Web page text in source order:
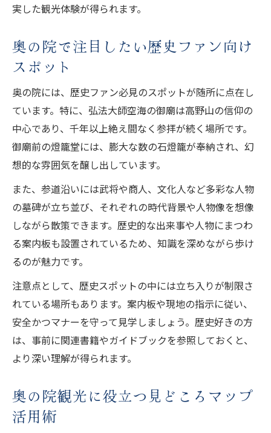
実した観光体験が得られます。
奥の院で注目したい歴史ファン向け
スポット
奥の院には、歴史ファン必見のスポットが随所に点在し
ています。特に、弘法大師空海の御廟は高野山の信仰の
中心であり、千年以上絶え間なく参拝が続く場所です。
御廟前の燈籠堂には、膨大な数の石燈籠が奉納され、幻
想的な雰囲気を醸し出しています。
また、参道沿いには武将や商人、文化人など多彩な人物
の墓碑が立ち並び、それぞれの時代背景や人物像を想像
しながら散策できます。歴史的な出来事や人物にまつわ
る案内板も設置されているため、知識を深めながら歩け
るのが魅力です。
注意点として、歴史スポットの中には立ち入りが制限さ
れている場所もあります。案内板や現地の指示に従い、
安全かつマナーを守って見学しましょう。歴史好きの方
は、事前に関連書籍やガイドブックを参照しておくと、
より深い理解が得られます。
奥の院観光に役立つ見どころマップ
活用術